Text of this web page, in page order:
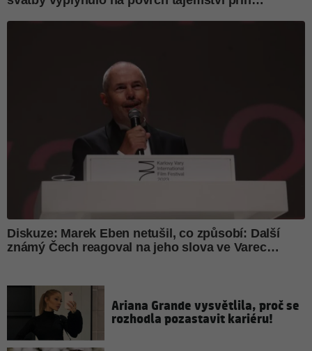
Ariana Grande vysvětlila, proč se
rozhodla pozastavit kariéru!